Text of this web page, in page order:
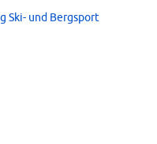
Ski- und Bergsport